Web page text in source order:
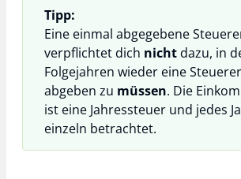
Tipp:
Eine einmal abgegebene
verpflichtet dich nicht dazu, in
Folgejahren wieder eine
abgeben zu müssen. Die
ist eine Jahressteuer und jedes
einzeln betrachtet.